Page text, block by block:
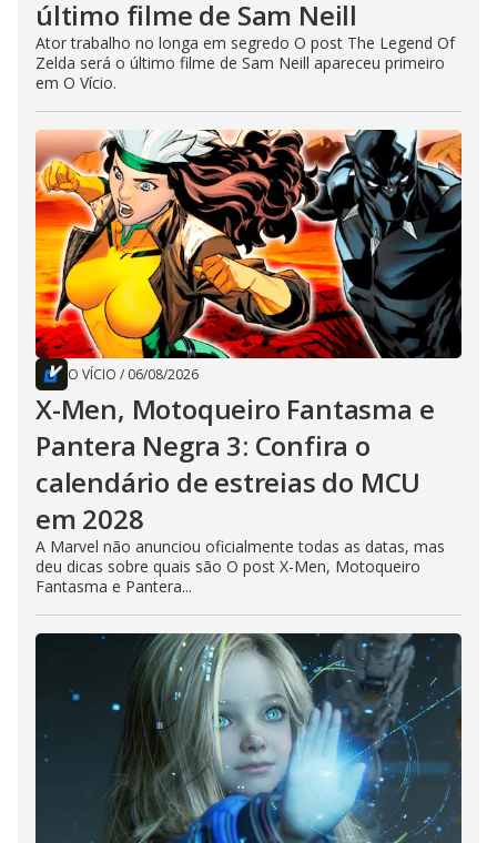
último filme de Sam Neill
Ator trabalho no longa em segredo O post The Legend Of
Zelda será o último filme de Sam Neill apareceu primeiro
em O Vício.
O VÍCIO / 06/08/2026
X-Men, Motoqueiro Fantasma e
Pantera Negra 3: Confira o
calendário de estreias do MCU
em 2028
A Marvel não anunciou oficialmente todas as datas, mas
deu dicas sobre quais são O post X-Men, Motoqueiro
Fantasma e Pantera...